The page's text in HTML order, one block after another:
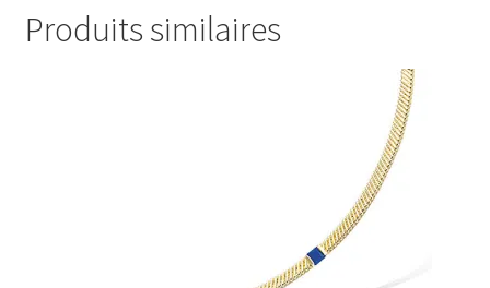
Produits similaires